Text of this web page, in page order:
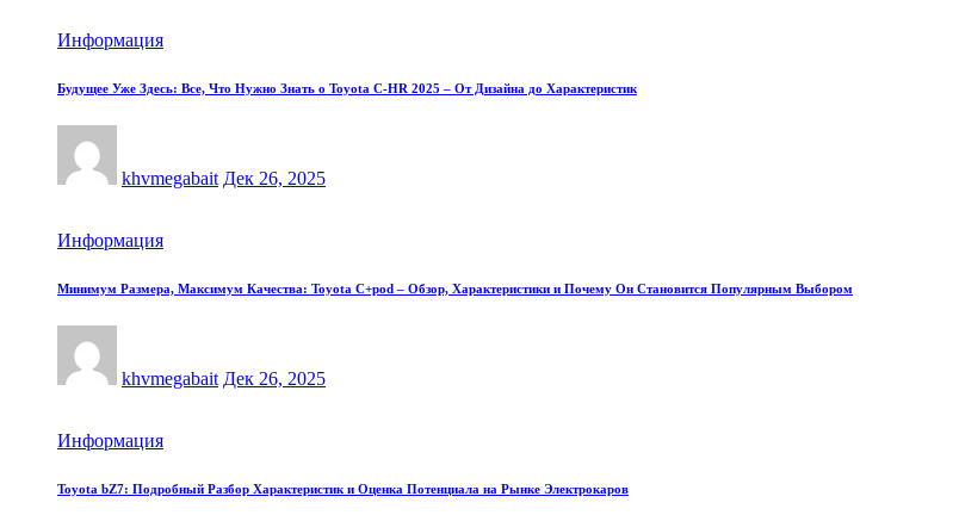
Информация
Будущее Уже Здесь: Все, Что Нужно Знать о Toyota C-HR 2025 – От Дизайна до Характеристик
khvmegabait Дек 26, 2025
Информация
Минимум Размера, Максимум Качества: Toyota C+pod – Обзор, Характеристики и Почему Он Становится Популярным Выбором
khvmegabait Дек 26, 2025
Информация
Toyota bZ7: Подробный Разбор Характеристик и Оценка Потенциала на Рынке Электрокаров